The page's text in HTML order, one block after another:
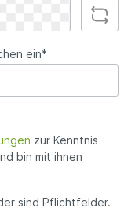
ein*
zur Kenntnis
bin mit ihnen
sind Pflichtfelder.